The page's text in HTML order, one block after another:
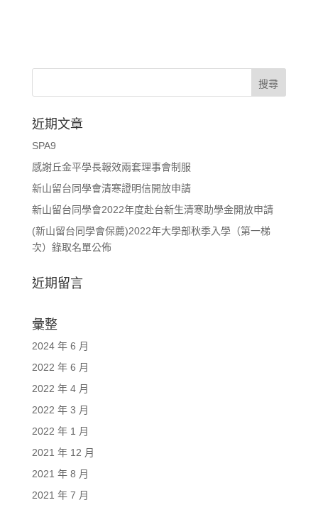
近期文章
SPA9
感謝丘金平學長報效兩套理事會制服
新山留台同學會清寒證明信開放申請
新山留台同學會2022年度赴台新生清寒助學金開放申請
(新山留台同學會保薦)2022年大學部秋季入學（第一梯
次）錄取名單公佈
近期留言
彙整
2024 年 6 月
2022 年 6 月
2022 年 4 月
2022 年 3 月
2022 年 1 月
2021 年 12 月
2021 年 8 月
2021 年 7 月